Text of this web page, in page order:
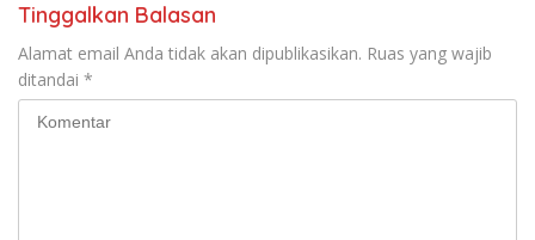
Tinggalkan Balasan
Alamat email Anda tidak akan dipublikasikan. Ruas yang wajib
ditandai *